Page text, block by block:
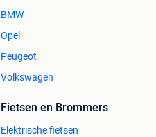
BMW
Opel
Peugeot
Volkswagen
Fietsen en Brommers
Elektrische fietsen